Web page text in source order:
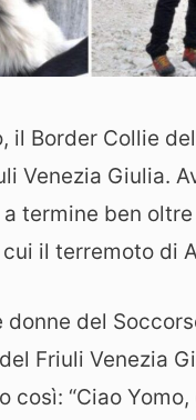
il Border Collie
Venezia Giulia.
termine ben
il terremoto di
donne del
Friuli Venezia
così: “Ciao